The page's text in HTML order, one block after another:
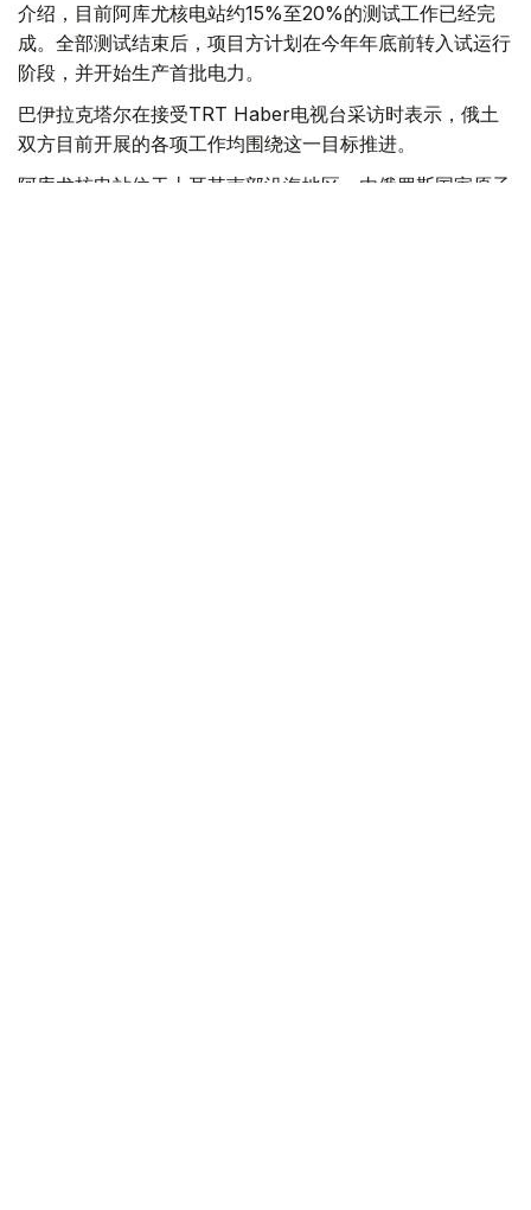
介绍，目前阿库尤核电站约15%至20%的测试工作已经完
成。全部测试结束后，项目方计划在今年年底前转入试运行
阶段，并开始生产首批电力。
巴伊拉克塔尔在接受TRT Haber电视台采访时表示，俄土
双方目前开展的各项工作均围绕这一目标推进。
阿库尤核电站位于土耳其南部沿海地区，由俄罗斯国家原子